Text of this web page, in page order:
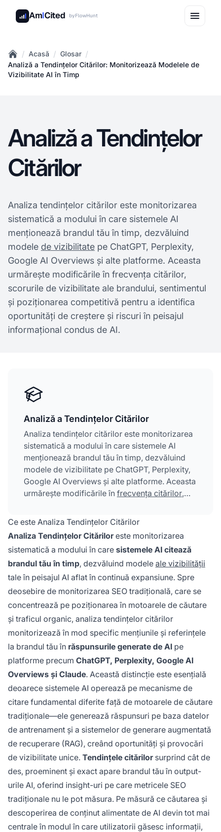
AmICited byFlowHunt
Home
/ Acasă / Glosar /
Analiză a Tendințelor Citărilor: Monitorizează Modelele de
Vizibilitate AI în Timp
Analiză a Tendințelor
Citărilor
Analiza tendințelor citărilor este monitorizarea
sistematică a modului în care sistemele AI
menționează brandul tău în timp, dezvăluind
modele de vizibilitate pe ChatGPT, Perplexity,
Google AI Overviews și alte platforme. Aceasta
urmărește modificările în frecvența citărilor,
scorurile de vizibilitate ale brandului, sentimentul
și poziționarea competitivă pentru a identifica
oportunități de creștere și riscuri în peisajul
informațional condus de AI.
Analiză a Tendințelor Citărilor
Analiza tendințelor citărilor este monitorizarea
sistematică a modului în care sistemele AI
menționează brandul tău în timp, dezvăluind
modele de vizibilitate pe ChatGPT, Perplexity,
Google AI Overviews și alte platforme. Aceasta
urmărește modificările în frecvența citărilor,
sentimentul și poziționarea competitivă pentru
a identifica oportunități de creștere și riscuri în
peisajul informațional condus de AI.
Ce este Analiza Tendințelor Citărilor
Analiza Tendințelor Cităriloreste monitorizarea
sistematică a modului în care sistemele AI citează
brandul tău în timp, dezvăluind modele ale vizibilității
tale în peisajul AI aflat în continuă expansiune. Spre
deosebire de monitorizarea SEO tradițională, care se
concentrează pe poziționarea în motoarele de căutare
și traficul organic, analiza tendințelor citărilor
monitorizează în mod specific mențiunile și referințele
la brandul tău în răspunsurile generate de AI pe
platforme precum ChatGPT, Perplexity, Google AI
Overviews și Claude. Această distincție este esențială
deoarece sistemele AI operează pe mecanisme de
citare fundamental diferite față de motoarele de căutare
tradiționale—ele generează răspunsuri pe baza datelor
de antrenament și a sistemelor de generare augmentată
de recuperare (RAG), creând oportunități și provocări
de vizibilitate unice. Tendințele citărilorsurprind cât de
des, proeminent și exact apare brandul tău în output-
urile AI, oferind insight-uri pe care metricele SEO
tradiționale nu le pot măsura. Pe măsură ce căutarea și
descoperirea de conținut alimentate de AI devin tot mai
centrale în modul în care utilizatorii găsesc informații,